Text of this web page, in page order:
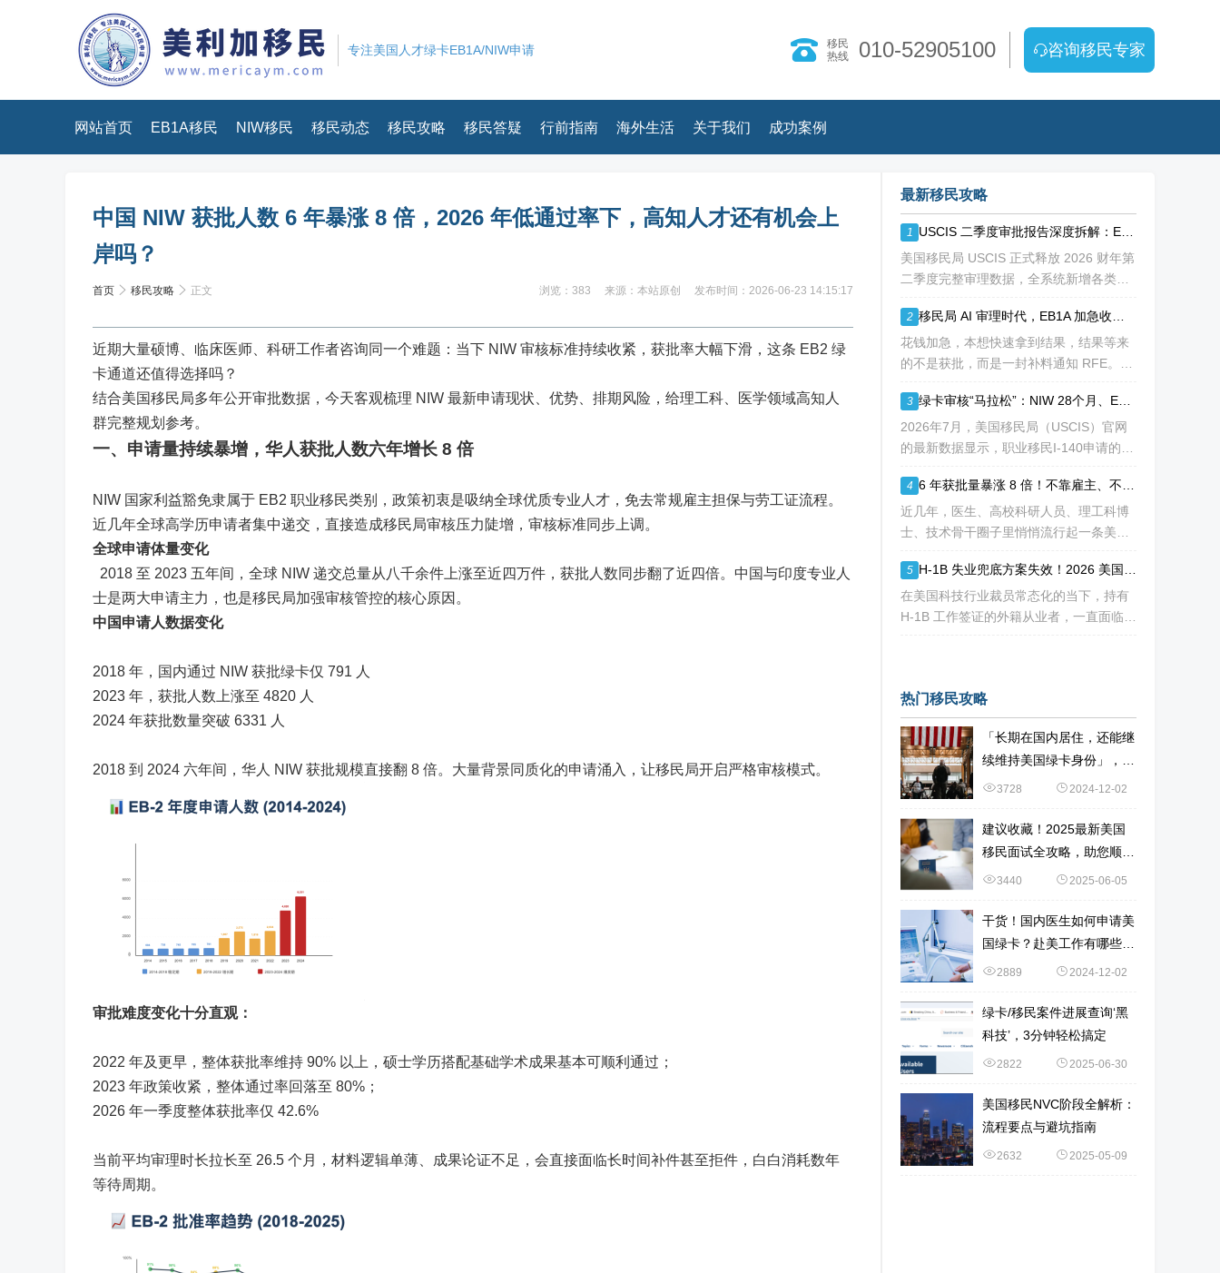
专注美国人才绿卡EB1A/NIW申请
移民
热线
010-52905100 咨询移民专家
网站首页 EB1A移民 NIW移民 移民动态 移民攻略 移民答疑 行前指南 海外生活 关于我们 成功案例
中国 NIW 获批人数 6 年暴涨 8 倍，2026 年低通过率下，高知人才还有机会上
岸吗？
首页 移民攻略 正文 浏览：383 来源：本站原创 发布时间：2026-06-23 14:15:17
近期大量硕博、临床医师、科研工作者咨询同一个难题：当下 NIW 审核标准持续收紧，获批率大幅下滑，这条 EB2 绿
卡通道还值得选择吗？
结合美国移民局多年公开审批数据，今天客观梳理 NIW 最新申请现状、优势、排期风险，给理工科、医学领域高知人
群完整规划参考。
一、申请量持续暴增， 华人获批人数六年增长 8 倍
NIW 国家利益豁免隶属于 EB2 职业移民类别，政策初衷是吸纳全球优质专业人才，免去常规雇主担保与劳工证流程。
近几年全球高学历申请者集中递交，直接造成移民局审核压力陡增，审核标准同步上调。
全球申请体量变化
2018 至 2023 五年间，全球 NIW 递交总量从八千余件上涨至近四万件，获批人数同步翻了近四倍。中国与印度专业人
士是两大申请主力，也是移民局加强审核管控的核心原因。
中国申请人数据变化
2018 年，国内通过 NIW 获批绿卡仅 791 人
2023 年，获批人数上涨至 4820 人
2024 年获批数量突破 6331 人
2018 到 2024 六年间，华人 NIW 获批规模直接翻 8 倍。大量背景同质化的申请涌入，让移民局开启严格审核模式。
审批难度变化十分直观：
2022 年及更早，整体获批率维持 90% 以上，硕士学历搭配基础学术成果基本可顺利通过；
2023 年政策收紧，整体通过率回落至 80%；
2026 年一季度整体获批率仅 42.6%
当前平均审理时长拉长至 26.5 个月，材料逻辑单薄、成果论证不足，会直接面临长时间补件甚至拒件，白白消耗数年
等待周期。
最新移民攻略
1
美国移民局 USCIS 正式释放 2026 财年第
二季度完整审理数据，全系统新增各类移
整体待审积压总量已冲破 1200 万大关。
海
2
花钱加急，本想快速拿到结果，结果等来
的不是获批，而是一封补料通知 RFE。如
急案件触发补件的概率明显走高，很多申
请人陷入焦虑：加急收到 RFE
3
2026年7月，美国移民局（USCIS）官网
的最新数据显示，职业移民I-140申请的审
等待或计划递交NIW（国家利益豁免）和
EB-1A（杰出人才）的申请人来说，这
4
近几年，医生、高校科研人员、理工科博
士、技术骨干圈子里悄悄流行起一条美国
不用提前赴美求职、不用绑定美国雇主、
无需上百万美元投资
5
在美国科技行业裁员常态化的当下，持有
H-1B 工作签证的外籍从业者，一直面临独
热门移民攻略
「长期在国内居住，还能继
续维持美国绿卡身份」，如
何办到？
3728 2024-12-02
建议收藏！2025最新美国
移民面试全攻略，助您顺利
通关~
3440 2025-06-05
干货！国内医生如何申请美
国绿卡？赴美工作有哪些选
择？2889 2024-12-02
绿卡/移民案件进展查询‘黑
科技’，3分钟轻松搞定
2822 2025-06-30
美国移民NVC阶段全解析：
流程要点与避坑指南
2632 2025-05-09